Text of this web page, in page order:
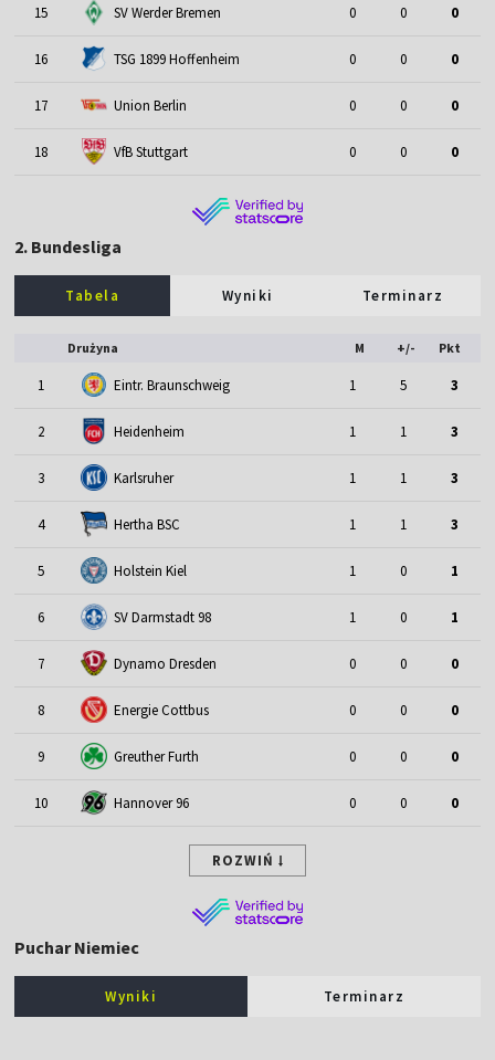
15 SV Werder Bremen 0 0 0
16 TSG 1899 Hoffenheim 0 0 0
17 Union Berlin 0 0 0
18 VfB Stuttgart 0 0 0
2. Bundesliga
Tabela Wyniki Terminarz
Drużyna M +/- Pkt
1 Eintr. Braunschweig 1 5 3
2 Heidenheim 1 1 3
3 Karlsruher 1 1 3
4 Hertha BSC 1 1 3
5 Holstein Kiel 1 0 1
6 SV Darmstadt 98 1 0 1
7 Dynamo Dresden 0 0 0
8 Energie Cottbus 0 0 0
9 Greuther Furth 0 0 0
10 Hannover 96 0 0 0
ROZWIŃ
Puchar Niemiec
Wyniki Terminarz